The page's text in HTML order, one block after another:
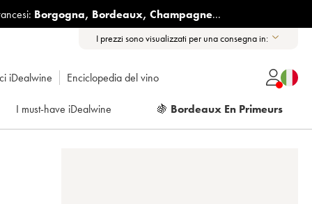
Borgogna, Bordeaux, Champagne...
I prezzi sono visualizzati per una consegna in:
iDealwine Enciclopedia del vino
I must-have iDealwine 🍇 Bordeaux En Primeurs